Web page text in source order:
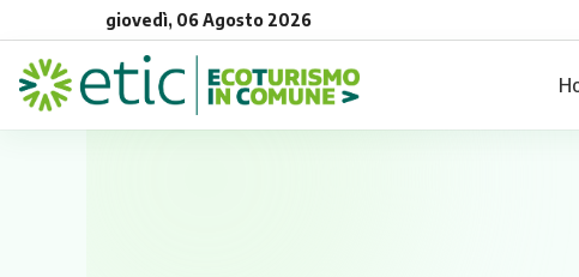
giovedì, 06 Agosto 2026